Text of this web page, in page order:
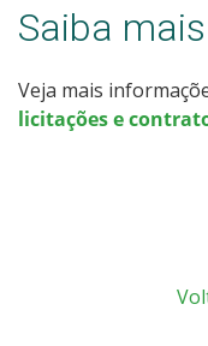
Saiba mais
Veja mais
licitações e